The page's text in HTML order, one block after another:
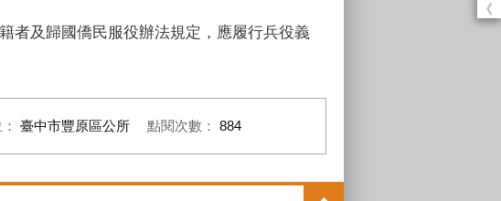
《
者及歸國僑民服役辦法規定，應履行兵役義
臺中市豐原區公所 點閱次數： 884